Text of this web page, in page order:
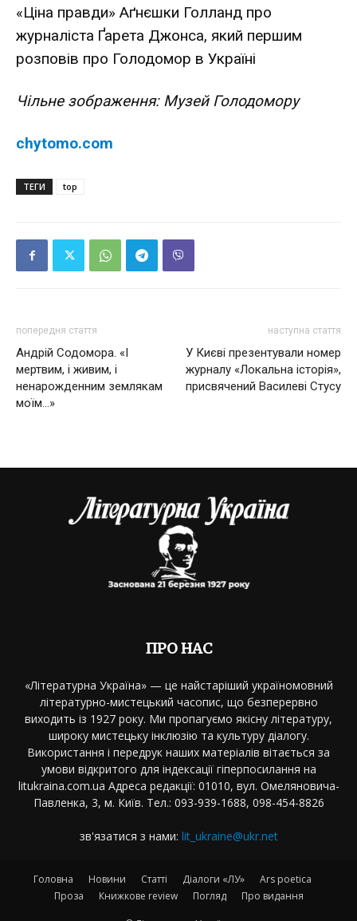
«Ціна правди» Аґнєшки Голланд про
журналіста Ґарета Джонса, який першим
розповів про Голодомор в Україні
Чільне зображення: Музей Голодомору
chytomo.com
ТЕГИ top
попередня стаття
Андрій Содомора. «І
мертвим, і живим, і
ненарожденним землякам
моїм…»
наступна стаття
У Києві презентували номер
журналу «Локальна історія»,
присвячений Василеві Стусу
ПРО НАС
«Літературна Україна» — це найстаріший україномовний
літературно-мистецький часопис, що безперервно
виходить із 1927 року. Ми пропагуємо якісну літературу,
широку мистецьку інклюзію та культуру діалогу.
Використання і передрук наших матеріалів вітається за
умови відкритого для індексації гіперпосилання на
litukraina.com.ua Адреса редакції: 01010, вул. Омеляновича-
Павленка, 3, м. Київ. Тел.: 093-939-1688, 098-454-8826
зв'язатися з нами: lit_ukraine@ukr.net
Головна Новини Статті Діалоги «ЛУ»
Ars poetica
Проза
Книжкове review Погляд Про видання